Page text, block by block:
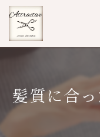
髪質に合